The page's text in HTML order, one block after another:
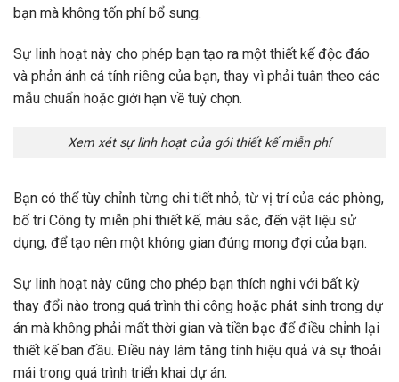
bạn mà không tốn phí bổ sung.
Sự linh hoạt này cho phép bạn tạo ra một thiết kế độc đáo
và phản ánh cá tính riêng của bạn, thay vì phải tuân theo các
mẫu chuẩn hoặc giới hạn về tuỳ chọn.
Xem xét sự linh hoạt của gói thiết kế miễn phí
Bạn có thể tùy chỉnh từng chi tiết nhỏ, từ vị trí của các phòng,
bố trí Công ty miễn phí thiết kế, màu sắc, đến vật liệu sử
dụng, để tạo nên một không gian đúng mong đợi của bạn.
Sự linh hoạt này cũng cho phép bạn thích nghi với bất kỳ
thay đổi nào trong quá trình thi công hoặc phát sinh trong dự
án mà không phải mất thời gian và tiền bạc để điều chỉnh lại
thiết kế ban đầu. Điều này làm tăng tính hiệu quả và sự thoải
mái trong quá trình triển khai dự án.